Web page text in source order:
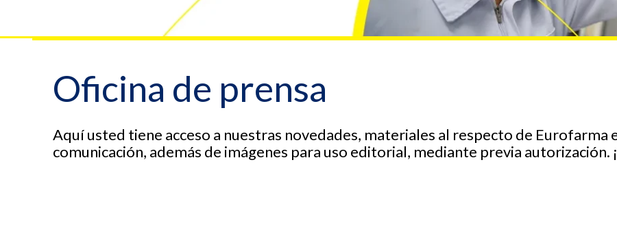
Oficina de prensa
Aquí usted tiene acceso a nuestras novedades, materiales al respecto de Eurofarma
comunicación, además de imágenes para uso editorial, mediante previa